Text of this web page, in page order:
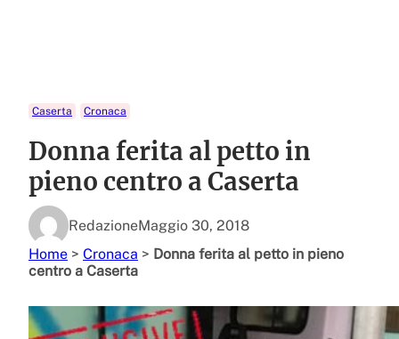
Caserta Cronaca
Donna ferita al petto in
pieno centro a Caserta
RedazioneMaggio 30, 2018
Home > Cronaca > Donna ferita al petto in pieno
centro a Caserta